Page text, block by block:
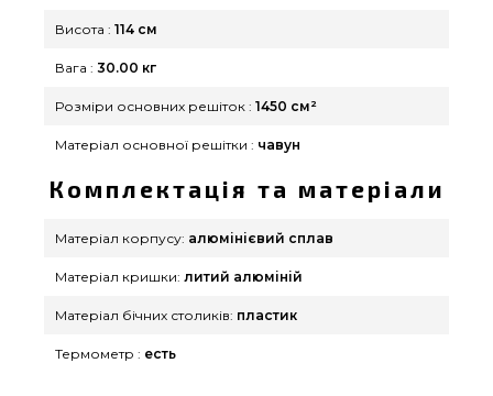
Висота : 114 см
Вага : 30.00 кг
Розміри основних решіток : 1450 см²
Матеріал основної решітки : чавун
Комплектація та матеріали
Матеріал корпусу: алюмінієвий сплав
Матеріал кришки: литий алюміній
Матеріал бічних столиків: пластик
Термометр : есть